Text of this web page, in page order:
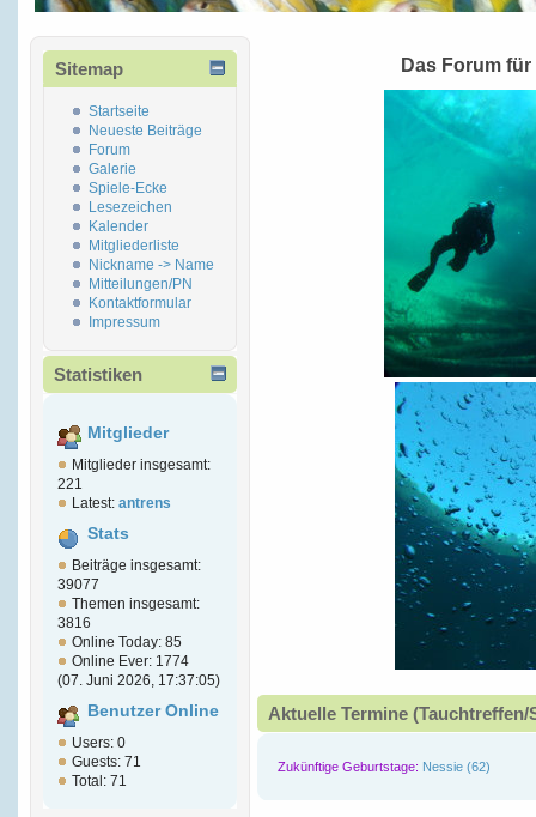
Sitemap
Startseite
Neueste Beiträge
Forum
Galerie
Spiele-Ecke
Lesezeichen
Kalender
Mitgliederliste
Nickname -> Name
Mitteilungen/PN
Kontaktformular
Impressum
Statistiken
Mitglieder
Mitglieder insgesamt:
221
Latest: antrens
Stats
Beiträge insgesamt:
39077
Themen insgesamt:
3816
Online Today: 85
Online Ever: 1774
(07. Juni 2026, 17:37:05)
Benutzer Online
Users: 0
Guests: 71
Total: 71
Das Forum
Aktuelle Termine
Zukünftige Geburtstage: Nessie (62)